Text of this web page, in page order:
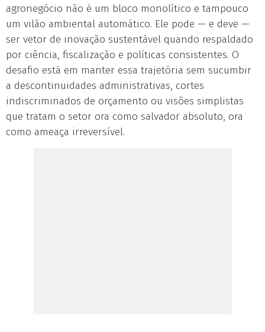
agronegócio não é um bloco monolítico e tampouco
um vilão ambiental automático. Ele pode — e deve —
ser vetor de inovação sustentável quando respaldado
por ciência, fiscalização e políticas consistentes. O
desafio está em manter essa trajetória sem sucumbir
a descontinuidades administrativas, cortes
indiscriminados de orçamento ou visões simplistas
que tratam o setor ora como salvador absoluto, ora
como ameaça irreversível.